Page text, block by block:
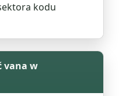
kodu
vana w